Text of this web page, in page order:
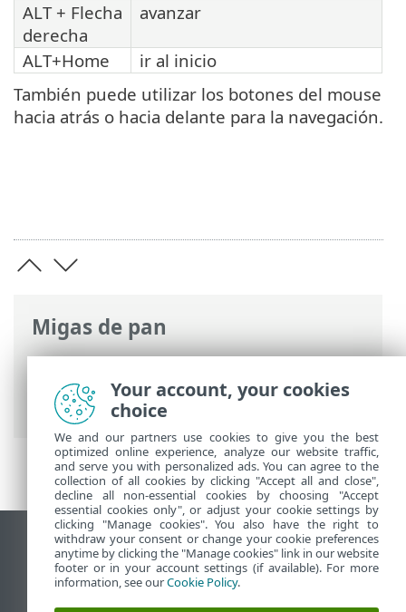
Migas de pan
Ayuda en línea de ESET>ESET Security
Ultimate
>Introducción> Accesos
directos desde el teclado
ALT + Flecha
derecha
avanzar
ALT+Home
ir al inicio
También puede utilizar los botones del mouse
hacia atrás o hacia delante para la navegación.
Ver sitio del escritorio
End of Life
Base de conocimiento de ESET
Your account, your cookies
choice
We and our partners use cookies to give you the best
optimized online experience, analyze our website traffic,
and serve you with personalized ads. You can agree to the
collection of all cookies by clicking "Accept all and close",
decline all non-essential cookies by choosing "Accept
essential cookies only", or adjust your cookie settings by
clicking "Manage cookies". You also have the right to
withdraw your consent or change your cookie preferences
anytime by clicking the "Manage cookies" link in our website
footer or in your account settings (if available). For more
information, see ourCookie Policy.